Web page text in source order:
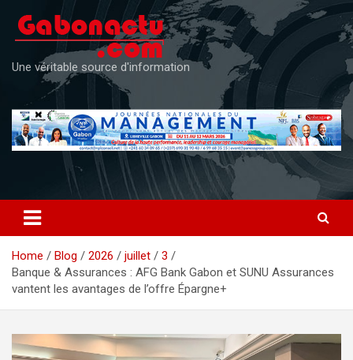
content
Une véritable source d'information
Home Blog 2026 juillet
3
Banque & Assurances : AFG Bank Gabon et SUNU Assurances
vantent les avantages de l’offre Épargne+